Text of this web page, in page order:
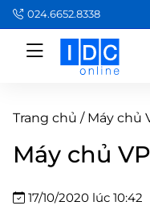
024.6652.8338
Trang chủ / Máy chủ
Máy chủ
17/10/2020 lúc 10:42